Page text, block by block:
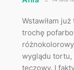
Wstawiłam
trochę
wyglądu
tęczowy. I